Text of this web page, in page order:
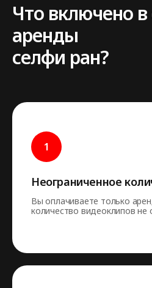
Что включено
аренды
селфи ран?
Неограниченное
Вы оплачиваете только
количество видеоклипов не